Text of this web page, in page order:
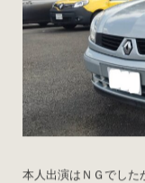
本人出演はＮＧでした